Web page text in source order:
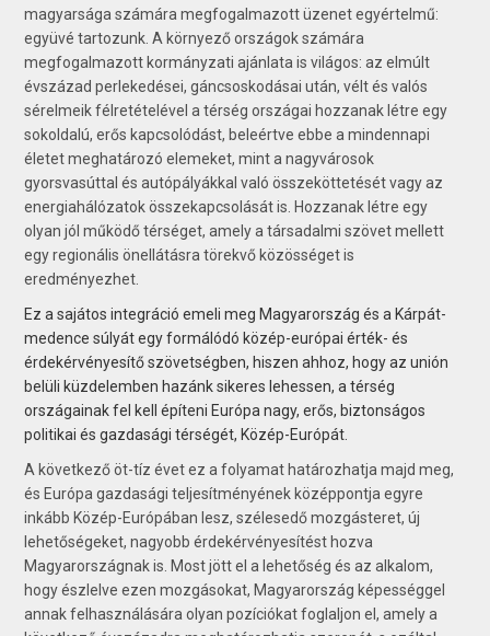
magyarsága számára megfogalmazott üzenet egyértelmű:
együvé tartozunk. A környező országok számára
megfogalmazott kormányzati ajánlata is világos: az elmúlt
évszázad perlekedései, gáncsoskodásai után, vélt és valós
sérelmeik félretételé­vel a térség országai hozzanak létre egy
sokoldalú, erős kapcsolódást, beleértve ebbe a mindennapi
életet meghatározó elemeket, mint a nagyvárosok
gyorsvasúttal és autópályákkal való összeköttetését vagy az
energiahálózatok összekapcsolását is. Hozzanak létre egy
olyan jól működő térséget, amely a társadalmi szövet mellett
egy regionális önellátásra törekvő közösséget is
eredményezhet.
Ez a sajátos integráció emeli meg Magyarország és a Kárpát-
medence súlyát egy formálódó közép-európai érték- és
érdekérvényesítő szövetségben, hiszen ahhoz, hogy az ­unión
belüli küzdelemben hazánk sikeres lehessen, a térség
országainak fel kell építeni Európa nagy, erős, biztonságos
politikai és gazdasági térségét, Közép-Európát.
A következő öt-tíz évet ez a folyamat határozhatja majd meg,
és Európa gazdasági teljesítményének középpontja egyre
inkább Közép-Európában lesz, szélesedő mozgásteret, új
lehetőségeket, nagyobb érdekérvényesítést hozva
Magyarországnak is. Most jött el a lehetőség és az alkalom,
hogy észlelve ezen mozgásokat, Magyarország képességgel
annak felhasználására olyan pozíció­kat foglaljon el, amely a